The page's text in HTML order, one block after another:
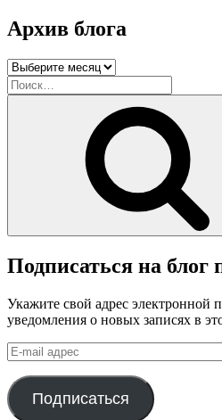
Архив блога
Архив
блога
Искать:
Подписаться на блог
Укажите свой адрес электронной
уведомления о новых записях в
E-
mail
адрес
Подписаться